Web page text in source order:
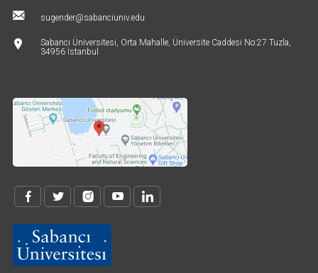
sugender@sabanciuniv.edu
Sabancı Üniversitesi, Orta Mahalle, Üniversite Caddesi No:27 Tuzla,
34956 İstanbul